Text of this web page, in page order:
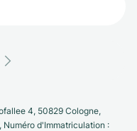
4, 50829 Cologne,
d'Immatriculation :